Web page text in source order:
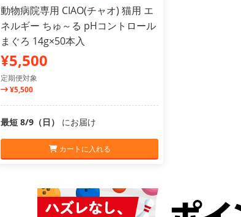
動物病院専用 CIAO(チャオ) 猫用 エ
ネルギー ちゅ～る pHコントロール
まぐろ 14g×50本入
¥5,500
定期便対象
¥5,500
最短 8/9（日） にお届け
カートに入れる